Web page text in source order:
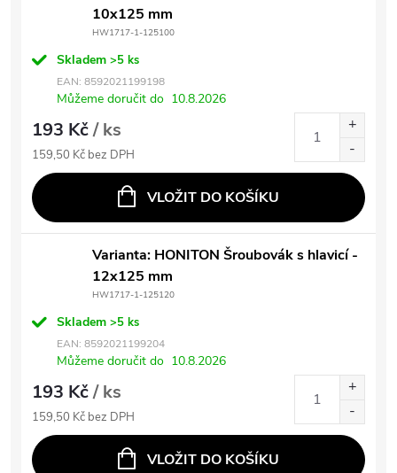
10x125 mm
HW1717-1-125100
Skladem >5 ks
EAN: 8592021199198
Můžeme doručit do 10.8.2026
193 Kč/ ks
159,50 Kč bez DPH
VLOŽIT DO KOŠÍKU
Varianta: HONITON Šroubovák s hlavicí -
12x125 mm
HW1717-1-125120
Skladem >5 ks
EAN: 8592021199204
Můžeme doručit do 10.8.2026
193 Kč/ ks
159,50 Kč bez DPH
VLOŽIT DO KOŠÍKU